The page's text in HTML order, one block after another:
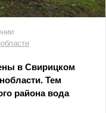
в Свирицком
Тем
района вода